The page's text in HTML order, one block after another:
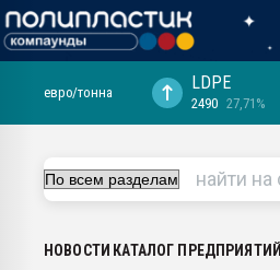
Помощь в подборе материала
ближайшее подмосковье, с.-в.
евро/тонна LDPE
2490 27,71%
НОВОСТИ КАТАЛОГ ПРЕДПРИЯТИЙ